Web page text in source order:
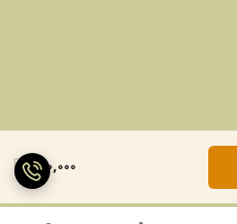
990,000